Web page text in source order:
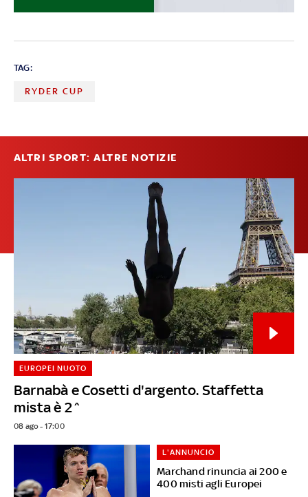
TAG:
RYDER CUP
ALTRI SPORT: ALTRE NOTIZIE
Barnabà e Cosetti d'argento. Staffetta
mista è 2^
EUROPEI NUOTO
08 ago - 17:00
Marchand rinuncia ai 200 e
400 misti agli Europei
L'ANNUNCIO